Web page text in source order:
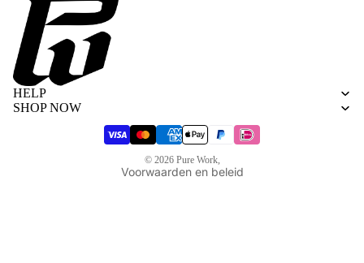
HELP
SHOP NOW
© 2026 Pure Work,
Voorwaarden en beleid
Algemene voorwaarden
Privacybeleid
Wettelijke kennisgeving